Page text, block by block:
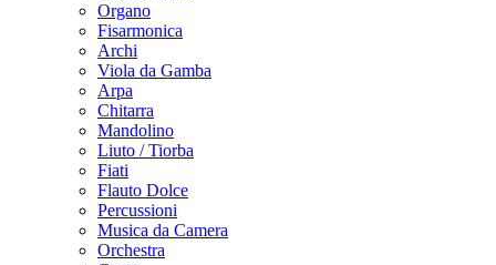
Organo
Fisarmonica
Archi
Viola da Gamba
Arpa
Chitarra
Mandolino
Liuto / Tiorba
Fiati
Flauto Dolce
Percussioni
Musica da Camera
Orchestra